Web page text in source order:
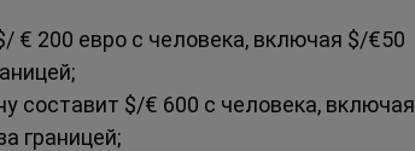
€ 200 евро с человека, включая $/€50
составит $/€ 600 с человека, включая
границей;